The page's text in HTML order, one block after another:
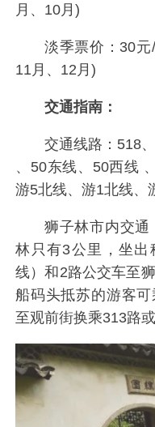
月、10月)
淡季票价：30元
11月、12月)
交通指南：
交通线路：518
、50东线、50西线
游5北线、游1北线、
狮子林市内交通
林只有3公里，坐
线）和2路公交车至
船码头抵苏的游客
至观前街换乘313路